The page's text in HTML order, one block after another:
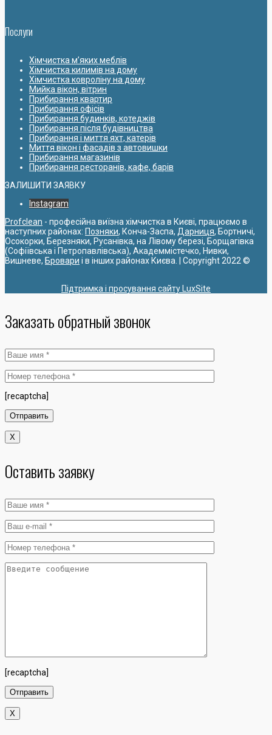
Послуги
Хімчистка м’яких меблів
Хімчистка килимів на дому
Хімчистка ковроліну на дому
Мийка вікон, вітрин
Прибирання квартир
Прибирання офісів
Прибирання будинків, котеджів
Прибирання після будівництва
Прибирання і миття яхт, катерів
Миття вікон і фасадів з автовишки
Прибирання магазинів
Прибирання ресторанів, кафе, барів
ЗАЛИШИТИ ЗАЯВКУ
Instagram
Profclean - професійна виїзна хімчистка в Києві, працюємо в
наступних районах: Позняки, Конча-Заспа, Дарниця, Бортничі,
Осокорки, Березняки, Русанівка, на Лівому березі, Борщагівка
(Софіївська і Петропавлівська), Академмістечко, Нивки,
Вишневе, Бровари і в інших районах Києва. | Copyright 2022 ©
Підтримка і просування сайту LuxSite
Заказать обратный звонок
[recaptcha]
X
Оставить заявку
[recaptcha]
X